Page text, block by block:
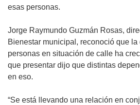
esas personas.
Jorge Raymundo Guzmán Rosas,
Bienestar municipal, reconoció que la
personas en situación de calle ha
que presentar dijo que distintas
en eso.
“Se está llevando una relación en